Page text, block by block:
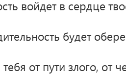
войдет в сердце
будет
от пути злого, от